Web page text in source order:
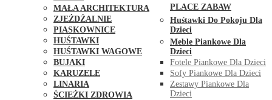
MAŁA ARCHITEKTURA
ZJEŻDŻALNIE
PIASKOWNICE
HUŚTAWKI
HUŚTAWKI WAGOWE
BUJAKI
KARUZELE
LINARIA
ŚCIEŻKI ZDROWIA
PLACE ZABAW
Huśtawki Do Pokoju Dla
Dzieci
Meble Piankowe Dla
Dzieci
Fotele Piankowe Dla Dzieci
Sofy Piankowe Dla Dzieci
Zestawy Piankowe Dla
Dzieci